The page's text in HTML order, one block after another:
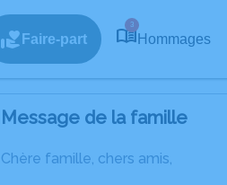
Faire-part
3
Hommages
Message de la famille
Chère famille, chers amis,